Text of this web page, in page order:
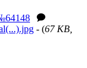
- (67 KB,